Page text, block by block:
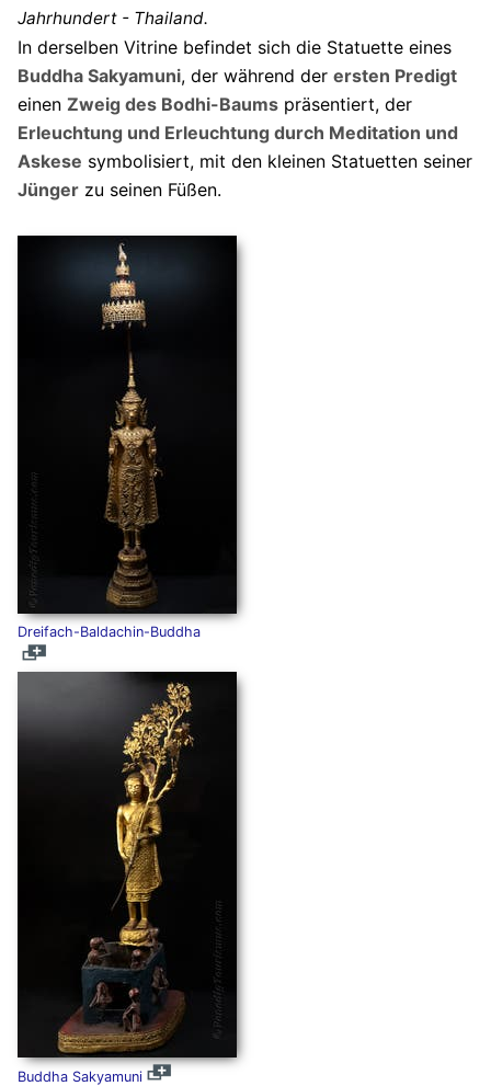
Jahrhundert - Thailand.
In derselben Vitrine befindet sich die Statuette eines
Buddha Sakyamuni, der während der ersten Predigt
einen Zweig des Bodhi-Baumspräsentiert, der
Erleuchtung und Erleuchtung durch Meditation und
Askese symbolisiert, mit den kleinen Statuetten seiner
Jüngerzu seinen Füßen.
Dreifach-Baldachin-Buddha
Buddha Sakyamuni